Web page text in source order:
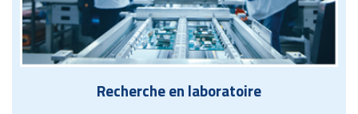
Recherche en laboratoire